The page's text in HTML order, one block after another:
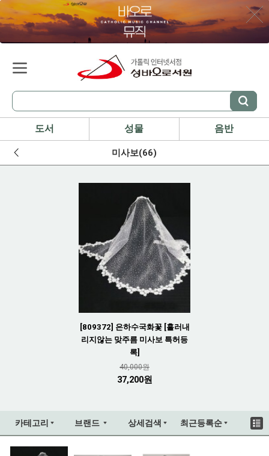
도서 성물 음반
미사보(66)
[809372] 은하수국화꽃 [흘러내
리지않는 맞주름 미사보 특허등
록]
40,000원
37,200원
카테고리 브랜드 상세검색 최근등록순